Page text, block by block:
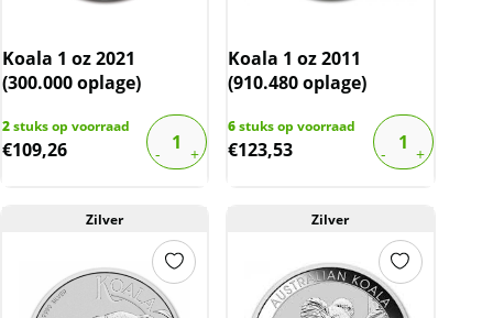
Koala 1 oz 2021
(300.000 oplage)
2stuks op voorraad
€109,26
Koala 1 oz 2011
(910.480 oplage)
6stuks op voorraad
€123,53
Zilver Zilver